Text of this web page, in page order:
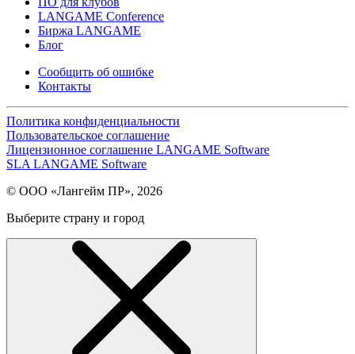
LANGAME Conference
Биржа LANGAME
Блог
Сообщить об ошибке
Контакты
Политика конфиденциальности
Пользовательское соглашение
Лицензионное соглашение LANGAME Software
SLA LANGAME Software
© ООО «Лангейм ПР», 2026
Выберите страну и город